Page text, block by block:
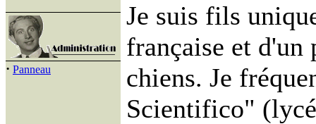
· Panneau
Je suis fils
française et
chiens. Je
Scientifico"